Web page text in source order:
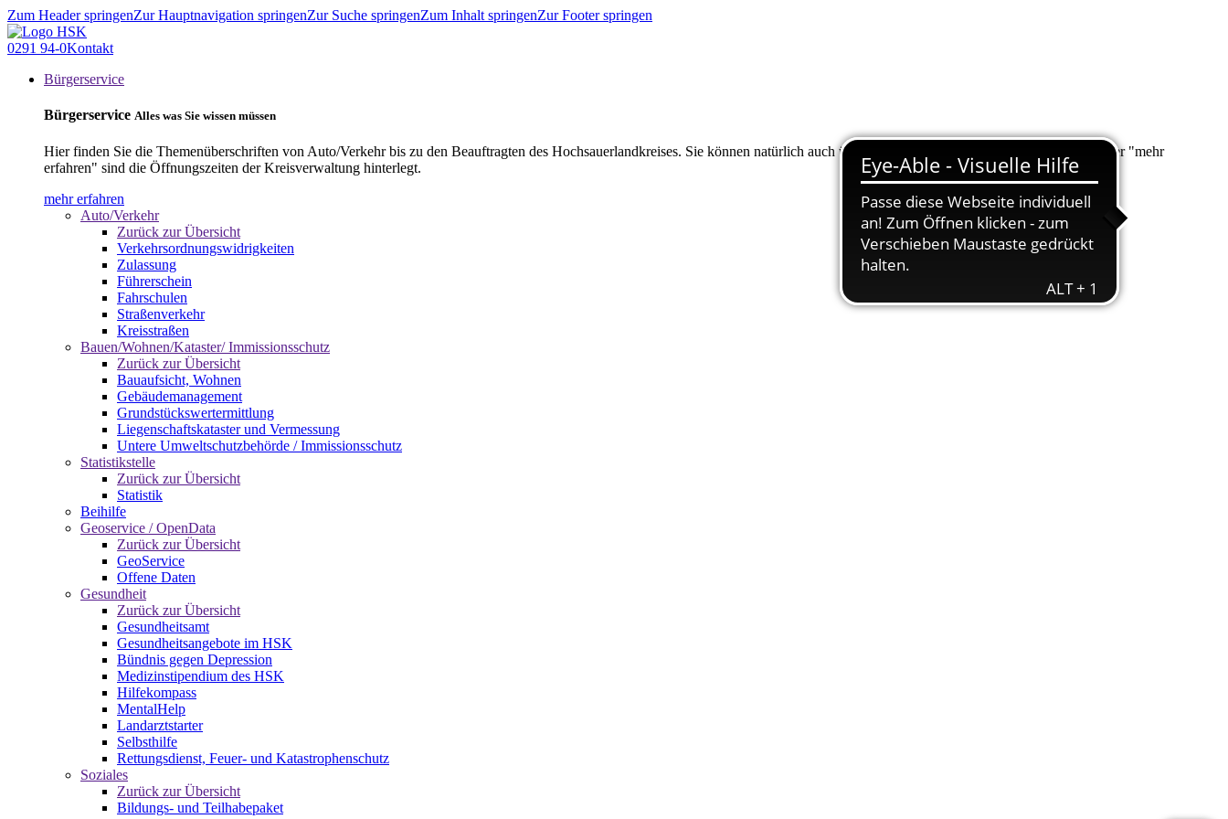
Zum Header springenZur Hauptnavigation springenZur Suche springenZum Inhalt springenZur Footer springen
0291 94-0Kontakt
Bürgerservice
Bürgerservice Alles was Sie wissen müssen
Hier finden Sie die Themenüberschriften von Auto/Verkehr bis zu den Beauftragten des Hochsauerlandkreises. Sie können natürlich auch über "Suche" nach Ihrem Anliegen suchen. Unter "mehr
erfahren" sind die Öffnungszeiten der Kreisverwaltung hinterlegt.
mehr erfahren
Auto/Verkehr
Zurück zur Übersicht
Verkehrsordnungswidrigkeiten
Zulassung
Führerschein
Fahrschulen
Straßenverkehr
Kreisstraßen
Bauen/Wohnen/Kataster/ Immissionsschutz
Zurück zur Übersicht
Bauaufsicht, Wohnen
Gebäudemanagement
Grundstückswertermittlung
Liegenschaftskataster und Vermessung
Untere Umweltschutzbehörde / Immissionsschutz
Statistikstelle
Zurück zur Übersicht
Statistik
Beihilfe
Geoservice / OpenData
Zurück zur Übersicht
GeoService
Offene Daten
Gesundheit
Zurück zur Übersicht
Gesundheitsamt
Gesundheitsangebote im HSK
Bündnis gegen Depression
Medizinstipendium des HSK
Hilfekompass
MentalHelp
Landarztstarter
Selbsthilfe
Rettungsdienst, Feuer- und Katastrophenschutz
Soziales
Zurück zur Übersicht
Bildungs- und Teilhabepaket